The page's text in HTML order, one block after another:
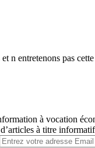
n entretenons pas
à vocation
à titre